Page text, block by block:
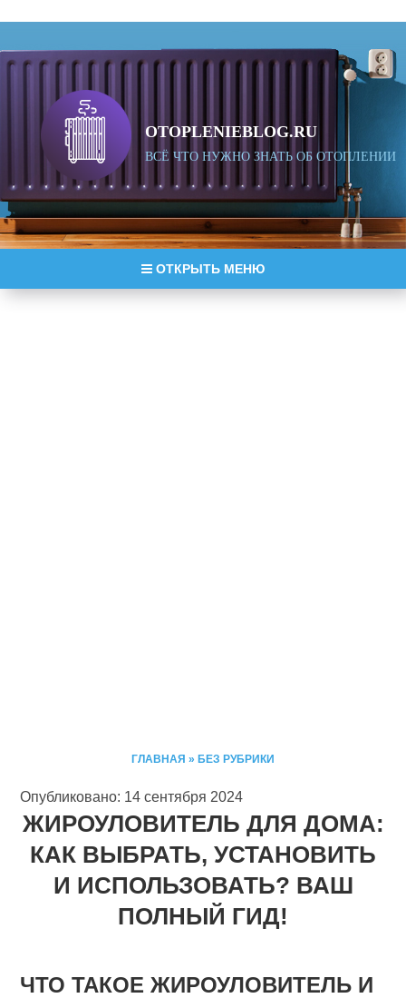
OTOPLENIEBLOG.RU
ВСЁ ЧТО НУЖНО ЗНАТЬ ОБ ОТОПЛЕНИИ
ОТКРЫТЬ МЕНЮ
ГЛАВНАЯ » БЕЗ РУБРИКИ
Опубликовано: 14 сентября 2024
ЖИРОУЛОВИТЕЛЬ ДЛЯ ДОМА:
КАК ВЫБРАТЬ, УСТАНОВИТЬ
И ИСПОЛЬЗОВАТЬ? ВАШ
ПОЛНЫЙ ГИД!
ЧТО ТАКОЕ ЖИРОУЛОВИТЕЛЬ И